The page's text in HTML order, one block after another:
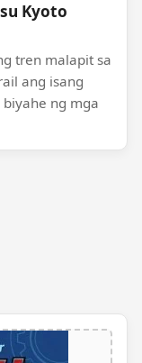
Kyoto
tren malapit sa
ang isang
ng mga